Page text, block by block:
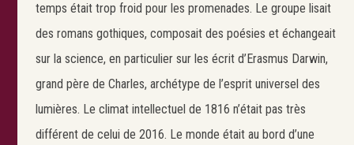
temps était trop froid pour les promenades. Le groupe lisait
des romans gothiques, composait des poésies et échangeait
sur la science, en particulier sur les écrit d’Erasmus Darwin,
grand père de Charles, archétype de l’esprit universel des
lumières. Le climat intellectuel de 1816 n’était pas très
différent de celui de 2016. Le monde était au bord d’une